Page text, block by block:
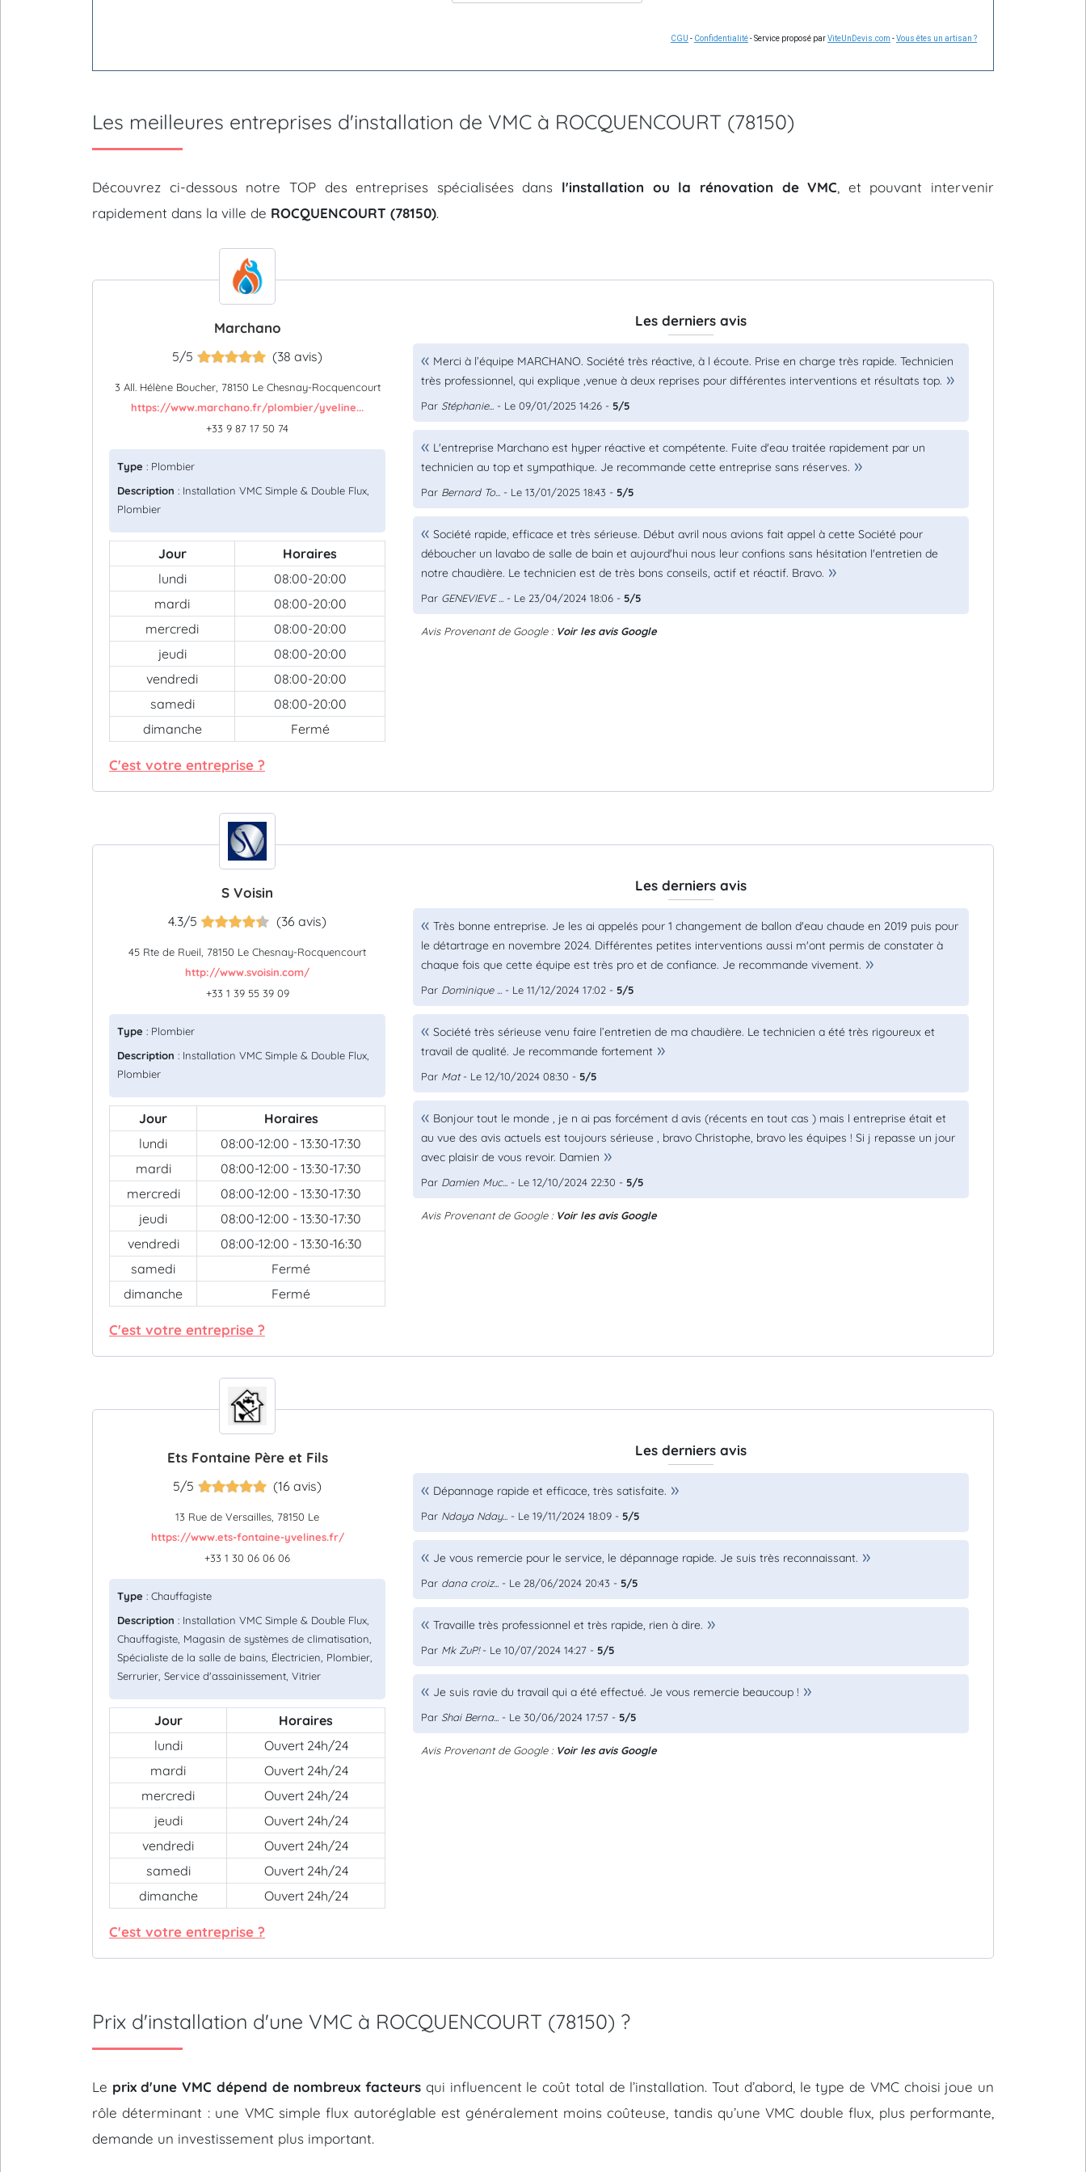
CGU - Confidentialité- Service proposé parViteUnDevis.com -Vous êtes un artisan ?
Les meilleures entreprises d'installation de VMC à ROCQUENCOURT (78150)
Découvrez ci-dessous notre TOP des entreprises spécialisées dans l'installation ou la rénovation de VMC , et pouvant intervenir
rapidement dans la ville de ROCQUENCOURT (78150).
Marchano
5/5 (38 avis)
3 All. Hélène Boucher, 78150 Le Chesnay-Rocquencourt
https://www.marchano.fr/plombier/yveline...
+33 9 87 17 50 74
Type : Plombier
Description : Installation VMC Simple & Double Flux,
Plombier
Jour
Horaires
lundi
08:00-20:00
mardi
08:00-20:00
mercredi
08:00-20:00
jeudi
08:00-20:00
vendredi
08:00-20:00
samedi
08:00-20:00
dimanche
Fermé
C'est votre entreprise ?
Les derniers avis
Merci à l’équipe MARCHANO. Société très réactive, à l écoute. Prise en charge très rapide. Technicien
très professionnel, qui explique ,venue à deux reprises pour différentes interventions et résultats top.
Par Stéphanie... - Le 09/01/2025 14:26 - 5/5
L'entreprise Marchano est hyper réactive et compétente. Fuite d'eau traitée rapidement par un
technicien au top et sympathique. Je recommande cette entreprise sans réserves.
Par Bernard To... - Le 13/01/2025 18:43 - 5/5
Société rapide, efficace et très sérieuse. Début avril nous avions fait appel à cette Société pour
déboucher un lavabo de salle de bain et aujourd'hui nous leur confions sans hésitation l'entretien de
notre chaudière. Le technicien est de très bons conseils, actif et réactif. Bravo.
Par GENEVIEVE ... - Le 23/04/2024 18:06 - 5/5
Avis Provenant de Google : Voir les avis Google
S Voisin
4.3/5 (36 avis)
45 Rte de Rueil, 78150 Le Chesnay-Rocquencourt
http://www.svoisin.com/
+33 1 39 55 39 09
Type : Plombier
Description : Installation VMC Simple & Double Flux,
Plombier
Jour
Horaires
lundi
08:00-12:00 - 13:30-17:30
mardi
08:00-12:00 - 13:30-17:30
mercredi
08:00-12:00 - 13:30-17:30
jeudi
08:00-12:00 - 13:30-17:30
vendredi
08:00-12:00 - 13:30-16:30
samedi
Fermé
dimanche
Fermé
C'est votre entreprise ?
Les derniers avis
Très bonne entreprise. Je les ai appelés pour 1 changement de ballon d'eau chaude en 2019 puis pour
le détartrage en novembre 2024. Différentes petites interventions aussi m'ont permis de constater à
chaque fois que cette équipe est très pro et de confiance. Je recommande vivement.
Par Dominique ... - Le 11/12/2024 17:02 - 5/5
Société très sérieuse venu faire l’entretien de ma chaudière. Le technicien a été très rigoureux et
travail de qualité. Je recommande fortement
Par Mat- Le 12/10/2024 08:30 - 5/5
Bonjour tout le monde , je n ai pas forcément d avis (récents en tout cas ) mais l entreprise était et
au vue des avis actuels est toujours sérieuse , bravo Christophe, bravo les équipes ! Si j repasse un jour
avec plaisir de vous revoir. Damien
Par Damien Muc... - Le 12/10/2024 22:30 - 5/5
Avis Provenant de Google : Voir les avis Google
Ets Fontaine Père et Fils
5/5 (16 avis)
13 Rue de Versailles, 78150 Le
https://www.ets-fontaine-yvelines.fr/
+33 1 30 06 06 06
Type : Chauffagiste
Description : Installation VMC Simple & Double Flux,
Chauffagiste, Magasin de systèmes de climatisation,
Spécialiste de la salle de bains, Électricien, Plombier,
Serrurier, Service d'assainissement, Vitrier
Jour
Horaires
lundi
Ouvert 24h/24
mardi
Ouvert 24h/24
mercredi
Ouvert 24h/24
jeudi
Ouvert 24h/24
vendredi
Ouvert 24h/24
samedi
Ouvert 24h/24
dimanche
Ouvert 24h/24
C'est votre entreprise ?
Les derniers avis
Dépannage rapide et efficace, très satisfaite.
Par Ndaya Nday... - Le 19/11/2024 18:09 - 5/5
Je vous remercie pour le service, le dépannage rapide. Je suis très reconnaissant.
Par dana croiz... - Le 28/06/2024 20:43 - 5/5
Travaille très professionnel et très rapide, rien à dire.
Par Mk ZuP!- Le 10/07/2024 14:27 - 5/5
Je suis ravie du travail qui a été effectué. Je vous remercie beaucoup !
Par Shai Berna... - Le 30/06/2024 17:57 - 5/5
Avis Provenant de Google : Voir les avis Google
Prix d'installation d'une VMC à ROCQUENCOURT (78150) ?
Le prix d'une VMC dépend de nombreux facteurs qui influencent le coût total de l’installation. Tout d’abord, le type de VMC choisi joue un
rôle déterminant : une VMC simple flux autoréglable est généralement moins coûteuse, tandis qu’une VMC double flux, plus performante,
demande un investissement plus important.